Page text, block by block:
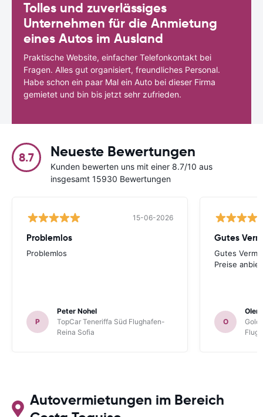
Tolles und zuverlässiges
Unternehmen für die Anmietung
eines Autos im Ausland
Praktische Website, einfacher Telefonkontakt bei
Fragen. Alles gut organisiert, freundliches Personal.
Habe schon ein paar Mal ein Auto bei dieser Firma
gemietet und bin bis jetzt sehr zufrieden.
8.7 Neueste Bewertungen
Kunden bewerten uns mit einer 8.7/10 aus
insgesamt 15930 Bewertungen
15-06-2026
Problemlos
Problemlos
P
Peter Nohel
TopCar Teneriffa Süd Flughafen-
Reina Sofia
Gutes
Preise
O
Autovermietungen im Bereich